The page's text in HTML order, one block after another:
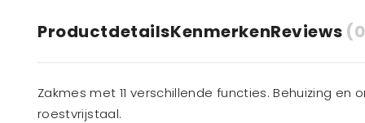
ProductdetailsKenmerkenReviews
Zakmes met 11 verschillende functies. Behuizing en
roestvrijstaal.